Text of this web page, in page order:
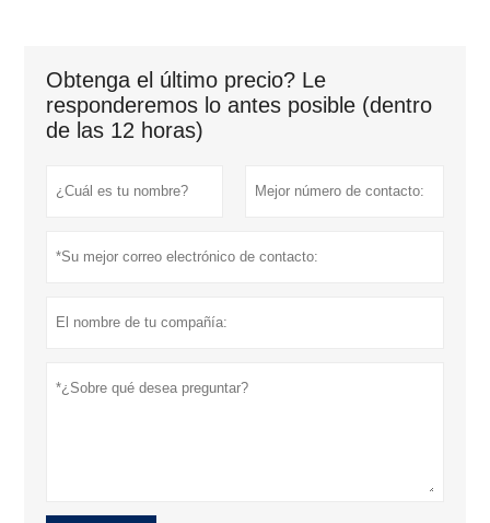
Obtenga el último precio? Le
responderemos lo antes posible (dentro
de las 12 horas)